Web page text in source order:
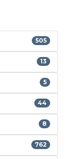
505
13
5
44
8
762